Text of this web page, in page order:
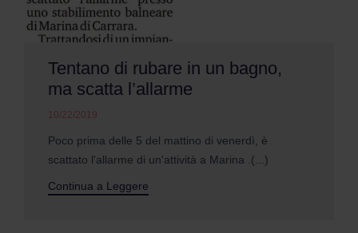
Tentano di rubare in un bagno,
ma scatta l’allarme
10/22/2019
Poco prima delle 5 del mattino di venerdì, è
scattato l'allarme di un'attività a Marina .(...)
Continua a Leggere